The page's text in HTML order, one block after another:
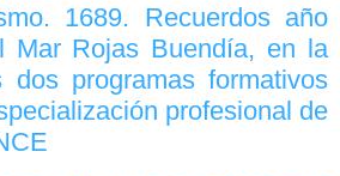
1689. Recuerdos año
Mar Rojas Buendía, en la
dos programas formativos
profesional de